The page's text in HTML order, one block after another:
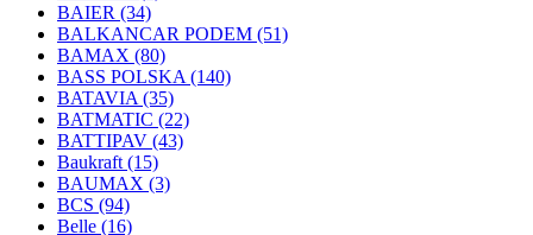
BAIER (34)
BALKANCAR PODEM (51)
BAMAX (80)
BASS POLSKA (140)
BATAVIA (35)
BATMATIC (22)
BATTIPAV (43)
Baukraft (15)
BAUMAX (3)
BCS (94)
Belle (16)